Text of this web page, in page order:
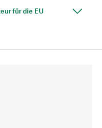
für die EU